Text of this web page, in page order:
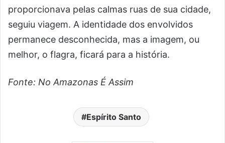
proporcionava pelas calmas ruas de sua cidade,
seguiu viagem. A identidade dos envolvidos
permanece desconhecida, mas a imagem, ou
melhor, o flagra, ficará para a história.
Fonte: No Amazonas É Assim
Espírito Santo